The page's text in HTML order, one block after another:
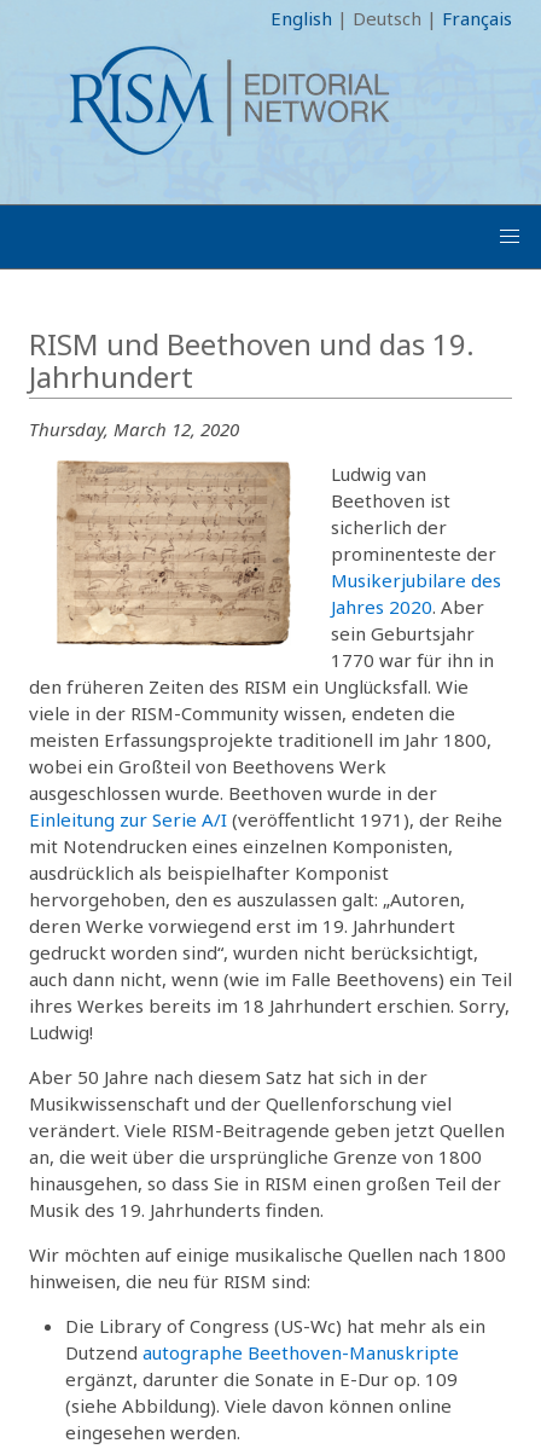
English | Deutsch | Français
RISM und Beethoven und das 19.
Jahrhundert
Thursday, March 12, 2020
Ludwig van
Beethoven ist
sicherlich der
prominenteste der
Musikerjubilare des
Jahres 2020. Aber
sein Geburtsjahr
1770 war für ihn in
den früheren Zeiten des RISM ein Unglücksfall. Wie
viele in der RISM-Community wissen, endeten die
meisten Erfassungsprojekte traditionell im Jahr 1800,
wobei ein Großteil von Beethovens Werk
ausgeschlossen wurde. Beethoven wurde in der
Einleitung zur Serie A/I (veröffentlicht 1971), der Reihe
mit Notendrucken eines einzelnen Komponisten,
ausdrücklich als beispielhafter Komponist
hervorgehoben, den es auszulassen galt: „Autoren,
deren Werke vorwiegend erst im 19. Jahrhundert
gedruckt worden sind“, wurden nicht berücksichtigt,
auch dann nicht, wenn (wie im Falle Beethovens) ein Teil
ihres Werkes bereits im 18 Jahrhundert erschien. Sorry,
Ludwig!
Aber 50 Jahre nach diesem Satz hat sich in der
Musikwissenschaft und der Quellenforschung viel
verändert. Viele RISM-Beitragende geben jetzt Quellen
an, die weit über die ursprüngliche Grenze von 1800
hinausgehen, so dass Sie in RISM einen großen Teil der
Musik des 19. Jahrhunderts finden.
Wir möchten auf einige musikalische Quellen nach 1800
hinweisen, die neu für RISM sind:
Die Library of Congress (US-Wc) hat mehr als ein
Dutzend autographe Beethoven-Manuskripte
ergänzt, darunter die Sonate in E-Dur op. 109
(siehe Abbildung). Viele davon können online
eingesehen werden.